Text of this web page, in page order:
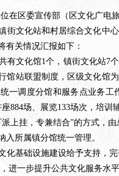
在区委宣传部（区文化广电
街文化站和村居综合文化中
有关情况汇报如下：
有文化馆1个，镇街文化站7
馆站联盟制度， 区级文化馆
一调度分馆和服务点业务工
884场、展览133场次，培训
派上挂，专兼结合”的方式，
所属镇分馆统一管理。
化基础设施建设给予支持，
进一步提升公共文化服务水